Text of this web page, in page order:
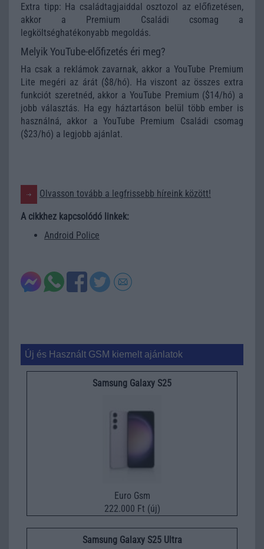
Extra tipp: Ha családtagjaiddal osztozol az előfizetésen,
akkor a Premium Családi csomag a
legköltséghatékonyabb megoldás.
Melyik YouTube-előfizetés éri meg?
Ha csak a reklámok zavarnak, akkor a YouTube Premium
Lite megéri az árát ($8/hó). Ha viszont az összes extra
funkciót szeretnéd, akkor a YouTube Premium ($14/hó) a
jobb választás. Ha egy háztartáson belül több ember is
használná, akkor a YouTube Premium Családi csomag
($23/hó) a legjobb ajánlat.
Olvasson tovább a legfrissebb híreink között!
A cikkhez kapcsolódó linkek:
Android Police
Új és Használt GSM kiemelt ajánlatok
Samsung Galaxy S25
Euro Gsm
222.000 Ft (új)
Samsung Galaxy S25 Ultra